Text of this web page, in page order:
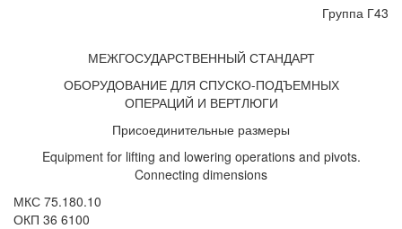
Группа Г43
МЕЖГОСУДАРСТВЕННЫЙ СТАНДАРТ
ОБОРУДОВАНИЕ ДЛЯ СПУСКО-ПОДЪЕМНЫХ
ОПЕРАЦИЙ И ВЕРТЛЮГИ
Присоединительные размеры
Equipment for lifting and lowering operations and pivots.
Connecting dimensions
МКС 75.180.10
ОКП 36 6100